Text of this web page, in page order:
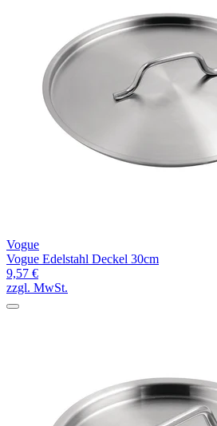
Vogue
Vogue Edelstahl Deckel 30cm
9,57 €
zzgl. MwSt.